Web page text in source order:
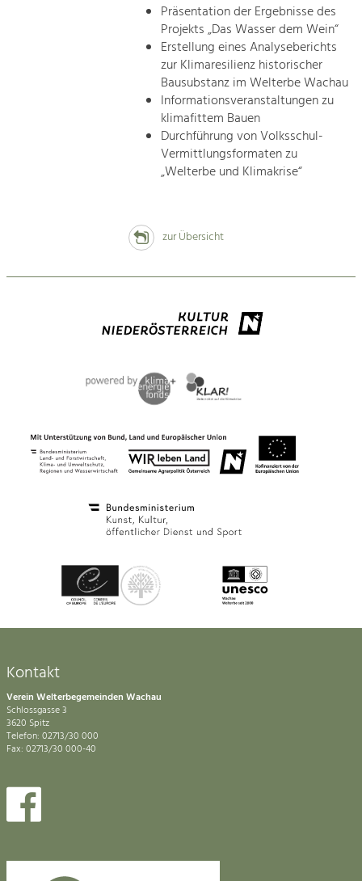
Präsentation der Ergebnisse des
Projekts „Das Wasser dem Wein“
Erstellung eines Analyseberichts
zur Klimaresilienz historischer
Bausubstanz im Welterbe Wachau
Informationsveranstaltungen zu
klimafittem Bauen
Durchführung von Volksschul-
Vermittlungsformaten zu
„Welterbe und Klimakrise“
zur Übersicht
Kontakt
Verein Welterbegemeinden Wachau
Schlossgasse 3
3620 Spitz
Telefon: 02713/30 000
Fax: 02713/30 000-40